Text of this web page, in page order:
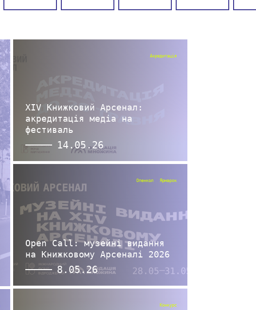
Акредитація
XIV Книжковий Арсенал:
акредитація медіа на
фестиваль
14.05.26
Опенкол Ярмарок
Open Call: музейні видання
на Книжковому Арсеналі 2026
8.05.26
Конкурс